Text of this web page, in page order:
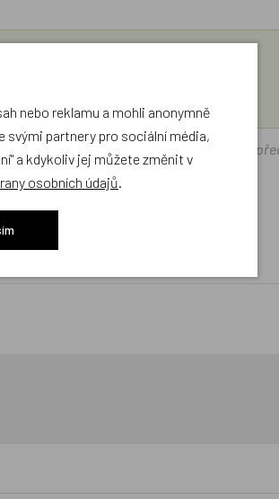
e-shopu Dráček.cz texty zákazníků
se zeptá!
nebo reklamu a mohli anonymně
svými partnery pro sociální média,
a kdykoliv jej můžete změnit v
osobních údajů.